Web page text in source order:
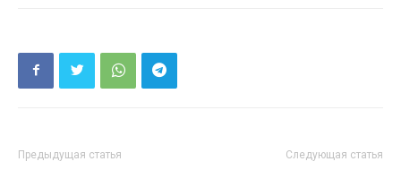
Предыдущая статья Следующая статья